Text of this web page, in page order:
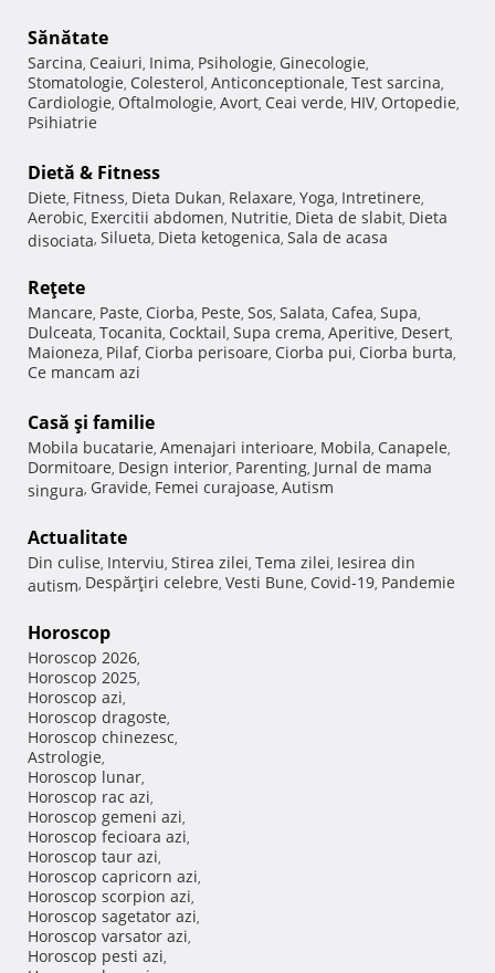
Sănătate
Sarcina, Ceaiuri, Inima, Psihologie, Ginecologie,
Stomatologie, Colesterol, Anticonceptionale, Test sarcina,
Cardiologie, Oftalmologie, Avort, Ceai verde, HIV, Ortopedie,
Psihiatrie
Dietă & Fitness
Diete, Fitness, Dieta Dukan, Relaxare, Yoga, Intretinere,
Aerobic, Exercitii abdomen, Nutritie, Dieta de slabit, Dieta
disociata, Silueta, Dieta ketogenica, Sala de acasa
Reţete
Mancare, Paste, Ciorba, Peste, Sos, Salata, Cafea, Supa,
Dulceata, Tocanita, Cocktail, Supa crema, Aperitive, Desert,
Maioneza, Pilaf, Ciorba perisoare, Ciorba pui, Ciorba burta,
Ce mancam azi
Casă şi familie
Mobila bucatarie, Amenajari interioare, Mobila, Canapele,
Dormitoare, Design interior, Parenting, Jurnal de mama
singura, Gravide, Femei curajoase, Autism
Actualitate
Din culise, Interviu, Stirea zilei, Tema zilei, Iesirea din
autism, Despărţiri celebre, Vesti Bune, Covid-19, Pandemie
Horoscop
Horoscop 2026,
Horoscop 2025,
Horoscop azi,
Horoscop dragoste,
Horoscop chinezesc,
Astrologie,
Horoscop lunar,
Horoscop rac azi,
Horoscop gemeni azi,
Horoscop fecioara azi,
Horoscop taur azi,
Horoscop capricorn azi,
Horoscop scorpion azi,
Horoscop sagetator azi,
Horoscop varsator azi,
Horoscop pesti azi,